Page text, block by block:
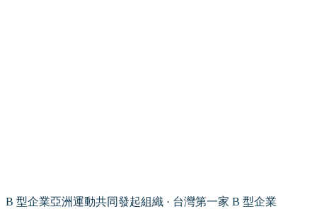
B 型企業亞洲運動共同發起組織 · 台灣第一家 B 型企業